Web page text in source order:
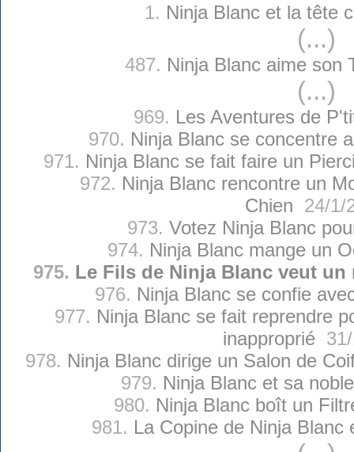
1. Ninja Blanc et la tête
(...)
487. Ninja Blanc aime son
(...)
969. Les Aventures de
970. Ninja Blanc se concentre
971. Ninja Blanc se fait faire un
972. Ninja Blanc rencontre un
Chien 24/1/
973. Votez Ninja Blanc
974. Ninja Blanc mange un
975. Le Fils de Ninja Blanc veut un
976. Ninja Blanc se confie
977. Ninja Blanc se fait reprendre
inapproprié
978. Ninja Blanc dirige un Salon de
979. Ninja Blanc et sa
980. Ninja Blanc boît un
981. La Copine de Ninja Blanc